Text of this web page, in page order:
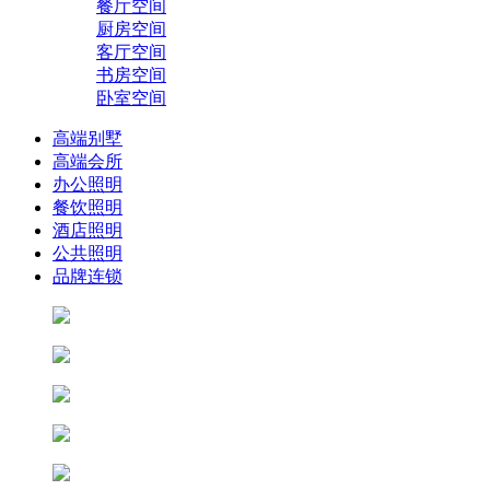
餐厅空间
厨房空间
客厅空间
书房空间
卧室空间
高端别墅
高端会所
办公照明
餐饮照明
酒店照明
公共照明
品牌连锁